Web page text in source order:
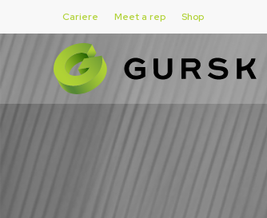
to
Cariere Meet a rep Shop